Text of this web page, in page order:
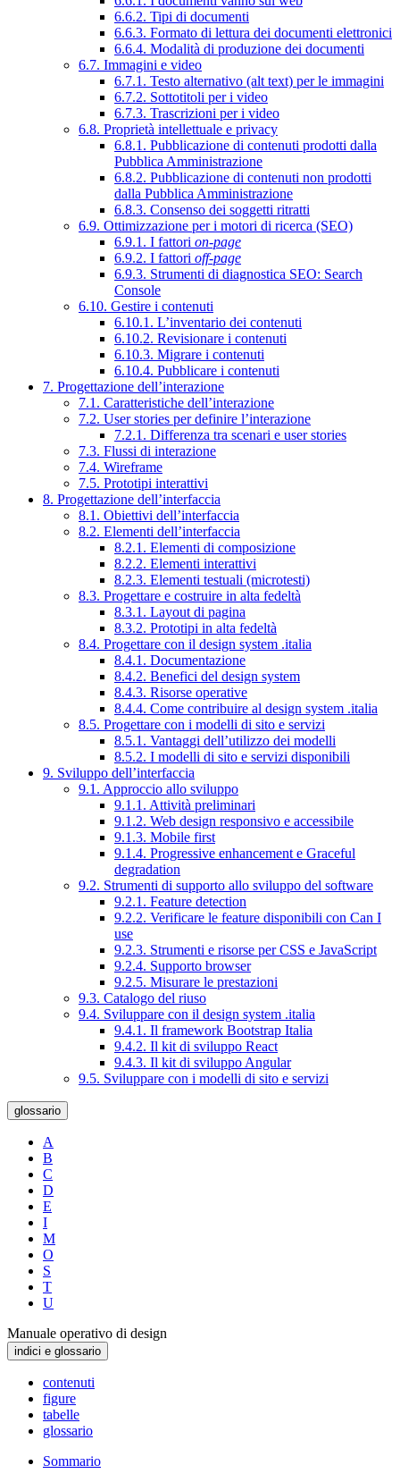
6.6.2. Tipi di documenti
6.6.3. Formato di lettura dei documenti elettronici
6.6.4. Modalità di produzione dei documenti
6.7. Immagini e video
6.7.1. Testo alternativo (alt text) per le immagini
6.7.2. Sottotitoli per i video
6.7.3. Trascrizioni per i video
6.8. Proprietà intellettuale e privacy
6.8.1. Pubblicazione di contenuti prodotti dalla
Pubblica Amministrazione
6.8.2. Pubblicazione di contenuti non prodotti
dalla Pubblica Amministrazione
6.8.3. Consenso dei soggetti ritratti
6.9. Ottimizzazione per i motori di ricerca (SEO)
6.9.1. I fattori on-page
6.9.2. I fattori off-page
6.9.3. Strumenti di diagnostica SEO: Search
Console
6.10. Gestire i contenuti
6.10.1. L’inventario dei contenuti
6.10.2. Revisionare i contenuti
6.10.3. Migrare i contenuti
6.10.4. Pubblicare i contenuti
7. Progettazione dell’interazione
7.1. Caratteristiche dell’interazione
7.2. User stories per definire l’interazione
7.2.1. Differenza tra scenari e user stories
7.3. Flussi di interazione
7.4. Wireframe
7.5. Prototipi interattivi
8. Progettazione dell’interfaccia
8.1. Obiettivi dell’interfaccia
8.2. Elementi dell’interfaccia
8.2.1. Elementi di composizione
8.2.2. Elementi interattivi
8.2.3. Elementi testuali (microtesti)
8.3. Progettare e costruire in alta fedeltà
8.3.1. Layout di pagina
8.3.2. Prototipi in alta fedeltà
8.4. Progettare con il design system .italia
8.4.1. Documentazione
8.4.2. Benefici del design system
8.4.3. Risorse operative
8.4.4. Come contribuire al design system .italia
8.5. Progettare con i modelli di sito e servizi
8.5.1. Vantaggi dell’utilizzo dei modelli
8.5.2. I modelli di sito e servizi disponibili
9. Sviluppo dell’interfaccia
9.1. Approccio allo sviluppo
9.1.1. Attività preliminari
9.1.2. Web design responsivo e accessibile
9.1.3. Mobile first
9.1.4. Progressive enhancement e Graceful
degradation
9.2. Strumenti di supporto allo sviluppo del software
9.2.1. Feature detection
9.2.2. Verificare le feature disponibili con Can I
use
9.2.3. Strumenti e risorse per CSS e JavaScript
9.2.4. Supporto browser
9.2.5. Misurare le prestazioni
9.3. Catalogo del riuso
9.4. Sviluppare con il design system .italia
9.4.1. Il framework Bootstrap Italia
9.4.2. Il kit di sviluppo React
9.4.3. Il kit di sviluppo Angular
9.5. Sviluppare con i modelli di sito e servizi
glossario
A
B
C
D
E
I
M
O
S
T
U
Manuale operativo di design
indici e glossario
contenuti
figure
tabelle
glossario
Sommario